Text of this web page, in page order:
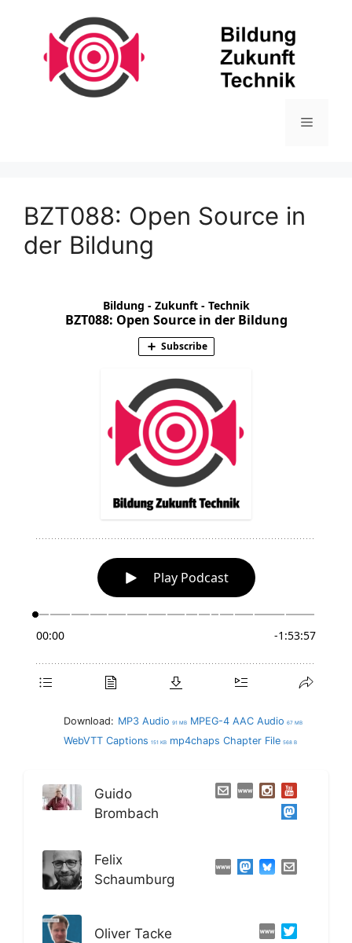
Menü
BZT088: Open Source in
der Bildung
Download: MP3 Audio 91 MB MPEG-4 AAC Audio 67 MB
WebVTT Captions 151 KB mp4chaps Chapter File 568 B
Guido
Brombach
Felix
Schaumburg
Oliver Tacke